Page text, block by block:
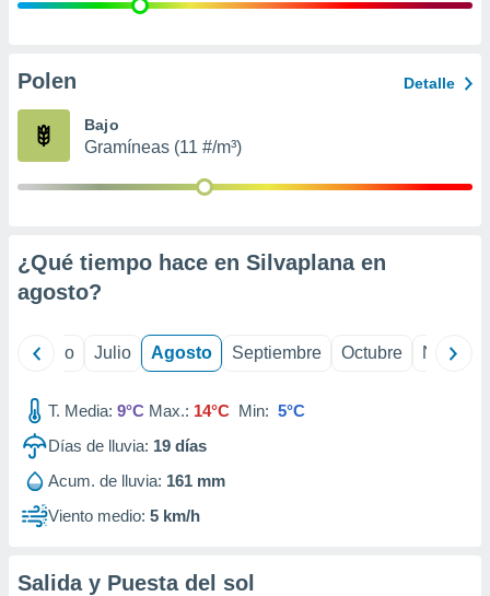
e
publicidad
Polen Detalle
Bajo
Gramíneas (11 #/m³)
¿Qué tiempo hace en Silvaplana en
agosto?
Junio Julio Agosto Septiembre Octubre
T. Media: 9°C Max.: 14°C Min: 5°C
Días de lluvia: 19 días
Acum. de lluvia: 161 mm
Viento medio: 5 km/h
Salida y Puesta del sol